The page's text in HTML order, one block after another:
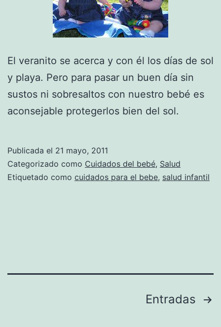
El veranito se acerca y con él los días de sol
y playa. Pero para pasar un buen día sin
sustos ni sobresaltos con nuestro bebé es
aconsejable protegerlos bien del sol.
Publicada el 21 mayo, 2011
Categorizado como Cuidados del bebé, Salud
Etiquetado como cuidados para el bebe, salud infantil
Entradas